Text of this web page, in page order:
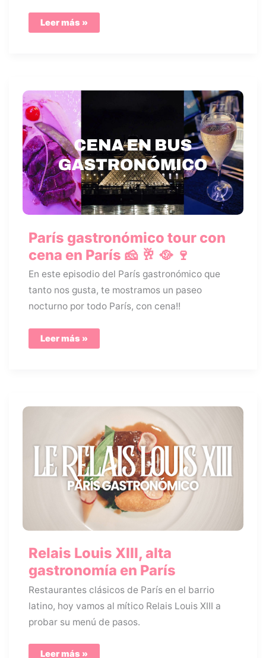
Picnic
en
Leer más »
París gastronómico tour con
cena en París 🧀 🥂 🥘 🍷
En este episodio del París gastronómico que
tanto nos gusta, te mostramos un paseo
nocturno por todo París, con cena!!
París
gastronómico
🥂
Leer más »
Relais Louis XIII, alta
gastronomía en París
Restaurantes clásicos de París en el barrio
latino, hoy vamos al mítico Relais Louis XIII a
probar su menú de pasos.
Relais
Leer más »